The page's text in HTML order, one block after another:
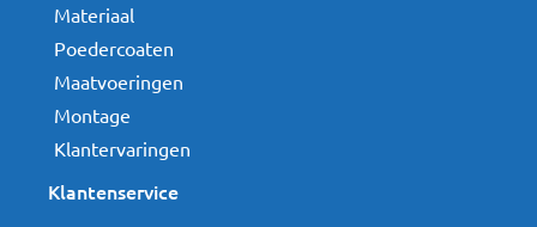
Materiaal
Poedercoaten
Maatvoeringen
Montage
Klantervaringen
Klantenservice